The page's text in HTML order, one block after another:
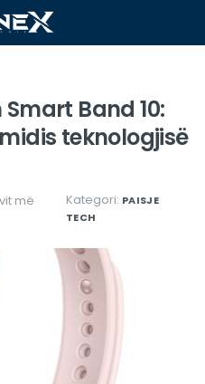
Band 10:
teknologjisë
më
Kategori: PAISJE
TECH